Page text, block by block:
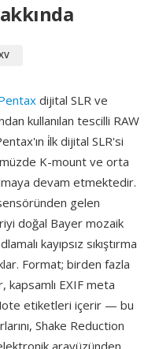
dijital SLR ve
kullanılan tescilli RAW
i̇lk dijital SLR'si
K-mount ve orta
devam etmektedir.
gelen
doğal Bayer mozaik
kayıpsız sıkıştırma
Format; birden fazla
kapsamlı EXIF meta
etiketleri içerir — bu
Shake Reduction
arayüzünden